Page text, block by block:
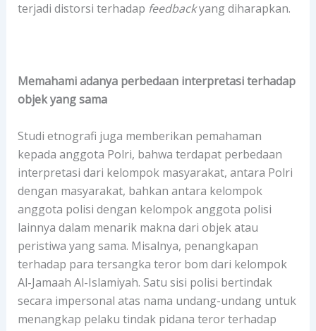
terjadi distorsi terhadap feedbackyang diharapkan.
Memahami adanya perbedaan interpretasi terhadap
objek yang sama
Studi etnografi juga memberikan pemahaman
kepada anggota Polri, bahwa terdapat perbedaan
interpretasi dari kelompok masyarakat, antara Polri
dengan masyarakat, bahkan antara kelompok
anggota polisi dengan kelompok anggota polisi
lainnya dalam menarik makna dari objek atau
peristiwa yang sama. Misalnya, penangkapan
terhadap para tersangka teror bom dari kelompok
Al-Jamaah Al-Islamiyah. Satu sisi polisi bertindak
secara impersonal atas nama undang-undang untuk
menangkap pelaku tindak pidana teror terhadap